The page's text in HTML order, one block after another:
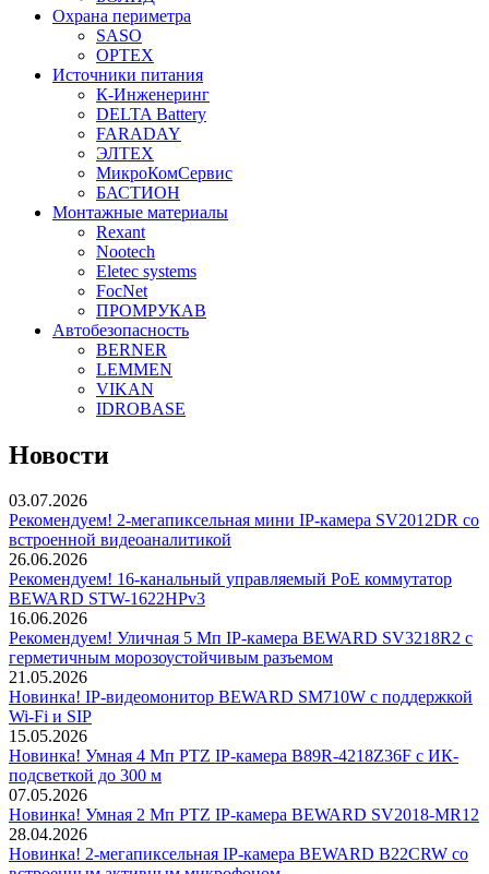
Охрана периметра
SASO
OPTEX
Источники питания
К-Инженеринг
DELTA Battery
FARADAY
ЭЛТЕХ
МикроКомСервис
БАСТИОН
Монтажные материалы
Rexant
Nootech
Eletec systems
FocNet
ПРОМРУКАВ
Автобезопасность
BERNER
LEMMEN
VIKAN
IDROBASE
Новости
03.07.2026
Рекомендуем! 2-мегапиксельная мини IP-камера SV2012DR со
встроенной видеоаналитикой
26.06.2026
Рекомендуем! 16-канальный управляемый PoE коммутатор
BEWARD STW-1622HPv3
16.06.2026
Рекомендуем! Уличная 5 Мп IP-камера BEWARD SV3218R2 с
герметичным морозоустойчивым разъемом
21.05.2026
Новинка! IP-видеомонитор BEWARD SM710W с поддержкой
Wi-Fi и SIP
15.05.2026
Новинка! Умная 4 Мп PTZ IP-камера B89R-4218Z36F с ИК-
подсветкой до 300 м
07.05.2026
Новинка! Умная 2 Мп PTZ IP-камера BEWARD SV2018-MR12
28.04.2026
Новинка! 2-мегапиксельная IP-камера BEWARD B22CRW со